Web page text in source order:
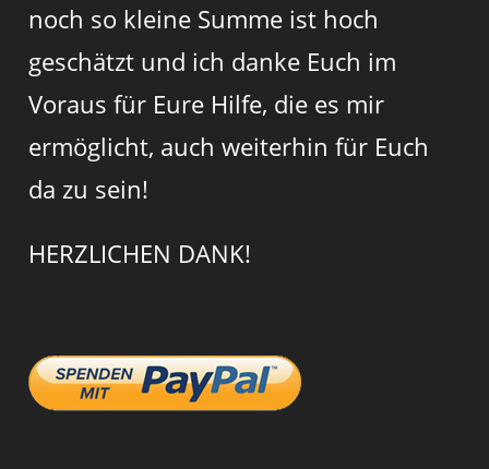
noch so kleine Summe ist hoch
geschätzt und ich danke Euch im
Voraus für Eure Hilfe, die es mir
ermöglicht, auch weiterhin für Euch
da zu sein!
HERZLICHEN DANK!